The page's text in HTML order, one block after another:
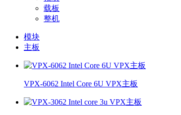
载板
整机
模块
主板
VPX-6062 Intel Core 6U VPX主板